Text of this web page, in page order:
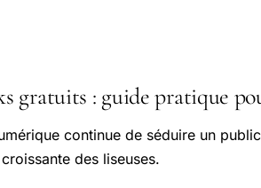
gratuits : guide pratique
continue de séduire un
des liseuses.